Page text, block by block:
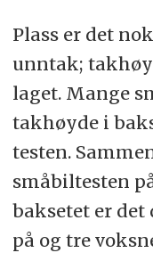
Plass er det
unntak;
laget. Mange
takhøyde i
testen.
småbiltesten
baksetet er
på og tre